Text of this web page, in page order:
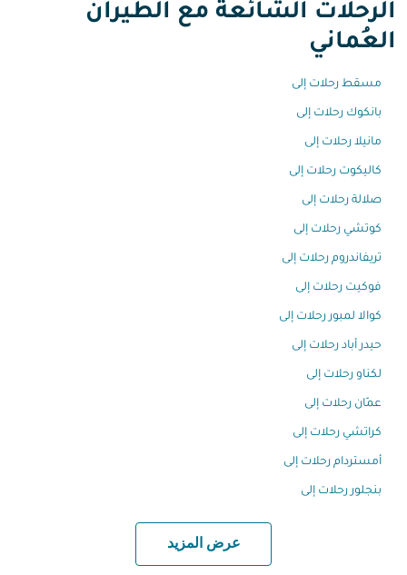
الرحلات الشائعة مع الطيران
العُماني
مسقط رحلات إلى
بانكوك رحلات إلى
مانيلا رحلات إلى
كاليكوت رحلات إلى
صلالة رحلات إلى
كوتشي رحلات إلى
تريفاندروم رحلات إلى
فوكيت رحلات إلى
كوالا لمبور رحلات إلى
حيدر أباد رحلات إلى
لكناو رحلات إلى
عمّان رحلات إلى
كراتشي رحلات إلى
أمستردام رحلات إلى
بنجلور رحلات إلى
عرض المزيد